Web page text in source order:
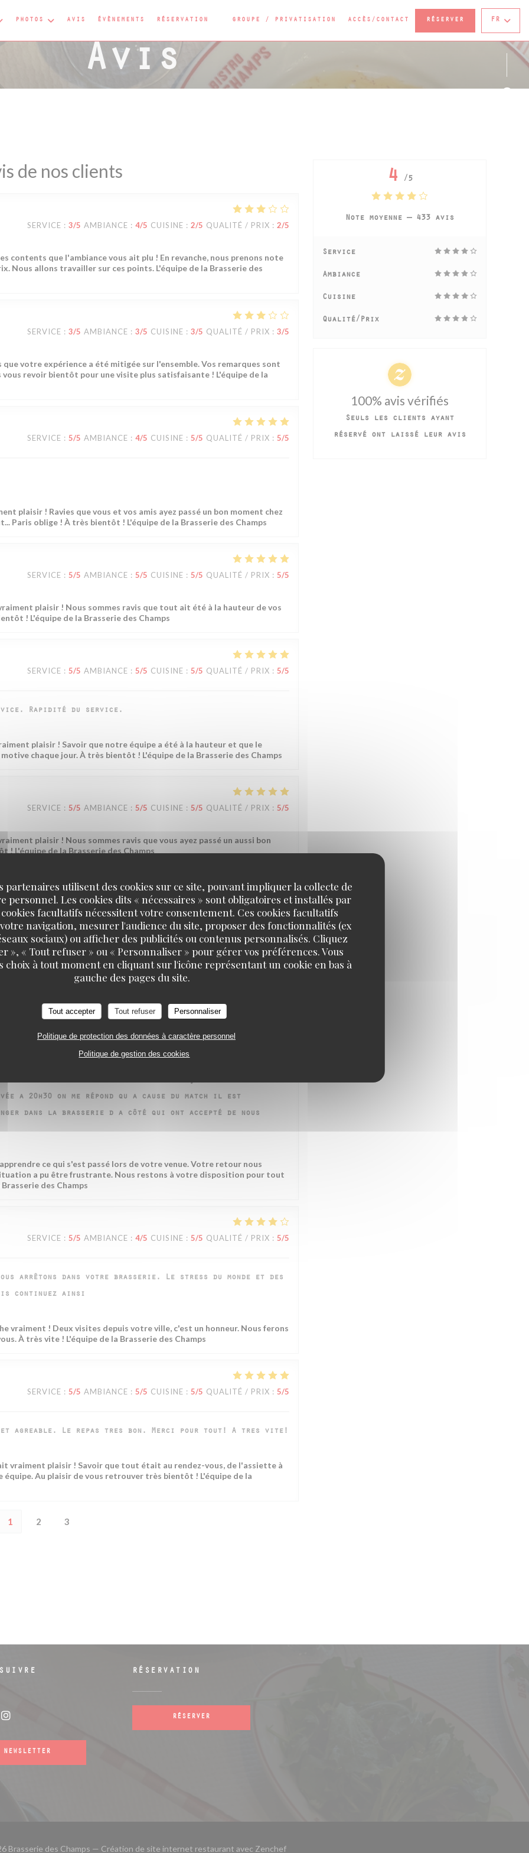
partenaires utilisent des cookies sur ce site, pouvant impliquer la collecte de
personnel. Les cookies dits « nécessaires » sont obligatoires et installés par
facultatifs nécessitent votre consentement. Ces cookies facultatifs
navigation, mesurer l'audience du site, proposer des fonctionnalités (ex
sociaux) ou afficher des publicités ou contenus personnalisés. Cliquez
», « Tout refuser » ou « Personnaliser » pour gérer vos préférences. Vous
choix à tout moment en cliquant sur l'icône représentant un cookie en bas à
gauche des pages du site.
Tout accepter Tout refuser Personnaliser
Politique de protection des données à caractère personnel
Politique de gestion des cookies
PHOTOS AVIS ÉVÈNEMENTS
RÉSERVATION
GROUPE / PRIVATISATION ((OUVRE UNE NOUVELLE FENÊTRE))
ACCÈS/CONTACT RÉSERVER FR
Avis
de nos clients
SERVICE : 3/5 AMBIANCE : 4/5 CUISINE : 2/5 QUALITÉ / PRIX : 2/5
contents que l'ambiance vous ait plu ! En revanche, nous prenons note
Nous allons travailler sur ces points. L'équipe de la Brasserie des
SERVICE : 3/5 AMBIANCE : 3/5 CUISINE : 3/5 QUALITÉ / PRIX : 3/5
votre expérience a été mitigée sur l'ensemble. Vos remarques sont
revoir bientôt pour une visite plus satisfaisante ! L'équipe de la
SERVICE : 5/5 AMBIANCE : 4/5 CUISINE : 5/5 QUALITÉ / PRIX : 5/5
plaisir ! Ravies que vous et vos amis ayez passé un bon moment chez
Paris oblige ! À très bientôt ! L'équipe de la Brasserie des Champs
SERVICE : 5/5 AMBIANCE : 5/5 CUISINE : 5/5 QUALITÉ / PRIX : 5/5
plaisir ! Nous sommes ravis que tout ait été à la hauteur de vos
! L'équipe de la Brasserie des Champs
SERVICE : 5/5 AMBIANCE : 5/5 CUISINE : 5/5 QUALITÉ / PRIX : 5/5
Rapidité du service.
plaisir ! Savoir que notre équipe a été à la hauteur et que le
chaque jour. À très bientôt ! L'équipe de la Brasserie des Champs
SERVICE : 5/5 AMBIANCE : 5/5 CUISINE : 5/5 QUALITÉ / PRIX : 5/5
plaisir ! Nous sommes ravis que vous ayez passé un aussi bon
! L'équipe de la Brasserie des Champs
SERVICE: 5/5 AMBIANCE: 5 /5 CUISINE: 4 /5 QUALITÉ / PRIX: 5 /5
est formidable ! Je recommande.
beaucoup ! Savoir que vous avez apprécié l'ambiance en terrasse et le
À très bientôt ! L'équipe de la Brasserie des Champs
SERVICE: 1/5 AMBIANCE: 1/5 CUISINE: 1/5 QUALITÉ / PRIX
a 20h30 pour 3 personnes. J ai reçu un mail la veille
a 20h30 on me répond qu a cause du match il est
dans la brasserie d a côté qui ont accepté de nous
ce qui s'est passé lors de votre venue. Votre retour nous
a pu être frustrante. Nous restons à votre disposition pour tout
des Champs
SERVICE : 5/5 AMBIANCE : 4/5 CUISINE : 5/5 QUALITÉ / PRIX : 5/5
arrêtons dans votre brasserie. Le stress du monde et des
continuez ainsi
vraiment ! Deux visites depuis votre ville, c'est un honneur. Nous ferons
À très vite ! L'équipe de la Brasserie des Champs
SERVICE : 5/5 AMBIANCE : 5/5 CUISINE : 5/5 QUALITÉ / PRIX : 5/5
agreable. Le repas tres bon. Merci pour tout! A tres vite!
vraiment plaisir ! Savoir que tout était au rendez-vous, de l'assiette à
Au plaisir de vous retrouver très bientôt ! L'équipe de la
1 2 3
4 /5
Note moyenne — 433 avis
Service
Ambiance
Cuisine
Qualité/Prix
100% avis vérifiés
Seuls les clients ayant
réservé ont laissé leur avis
NEWSLETTER
RÉSERVATION
RÉSERVER
Brasserie des Champs — Création de site internet restaurant avec Zenchef((ouvre une nouvelle fenêtre))